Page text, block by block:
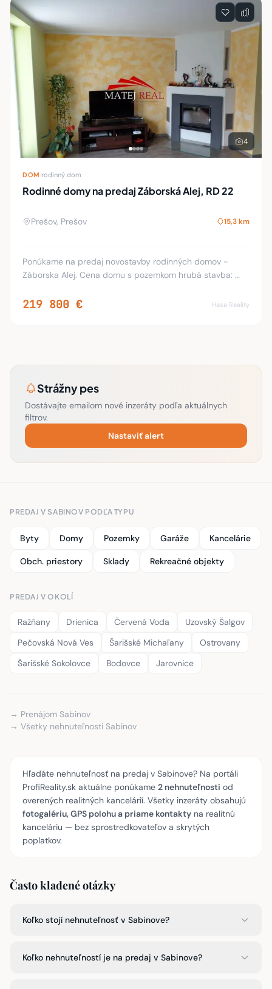
4
DOM rodinný dom
Rodinné domy na predaj Záborská Alej, RD 22
Prešov, Prešov 15,3 km
Ponúkame na predaj novostavby rodinných domov -
Záborska Alej. Cena domu s pozemkom hrubá stavba:
s DPH Za 100% zálohu zákazník kupuje pozemok a
219 800 € Hasa Reality
Strážny pes
Dostávajte emailom nové inzeráty podľa aktuálnych
filtrov.
Nastaviť alert
PREDAJ V SABINOV PODĽA TYPU
Byty Domy Pozemky Garáže Kancelárie
Obch. priestory Sklady Rekreačné objekty
PREDAJ V OKOLÍ
Ražňany Drienica Červená Voda
Uzovský Šalgov
Pečovská Nová Ves
Šarišské Michaľany
Ostrovany
Šarišské Sokolovce
Bodovce Jarovnice
→ Prenájom Sabinov
→ Všetky nehnuteľnosti Sabinov
Hľadáte nehnuteľnosť na predaj v Sabinove? Na portáli
ProfiReality.sk aktuálne ponúkame 2 nehnuteľnosti od
overených realitných kancelárií. Všetky inzeráty obsahujú
fotogalériu, GPS polohu a priame kontakty na realitnú
kanceláriu — bez sprostredkovateľov a skrytých
poplatkov.
Často kladené otázky
Koľko stojí nehnuteľnosť v Sabinove?
Koľko nehnuteľností je na predaj v Sabinove?